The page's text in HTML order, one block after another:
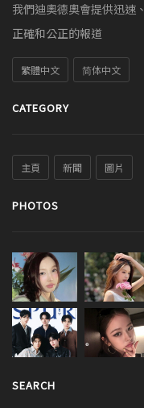
我們迪奧德奧會提供迅速、
正確和公正的報道
繁體中文 简体中文
CATEGORY
主頁 新聞 圖片
PHOTOS
SEARCH